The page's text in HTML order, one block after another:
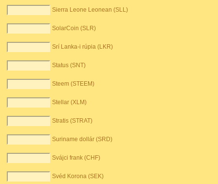
Sierra Leone Leonean (SLL)
SolarCoin (SLR)
Srí Lanka-i rúpia (LKR)
Status (SNT)
Steem (STEEM)
Stellar (XLM)
Stratis (STRAT)
Suriname dollár (SRD)
Svájci frank (CHF)
Svéd Korona (SEK)